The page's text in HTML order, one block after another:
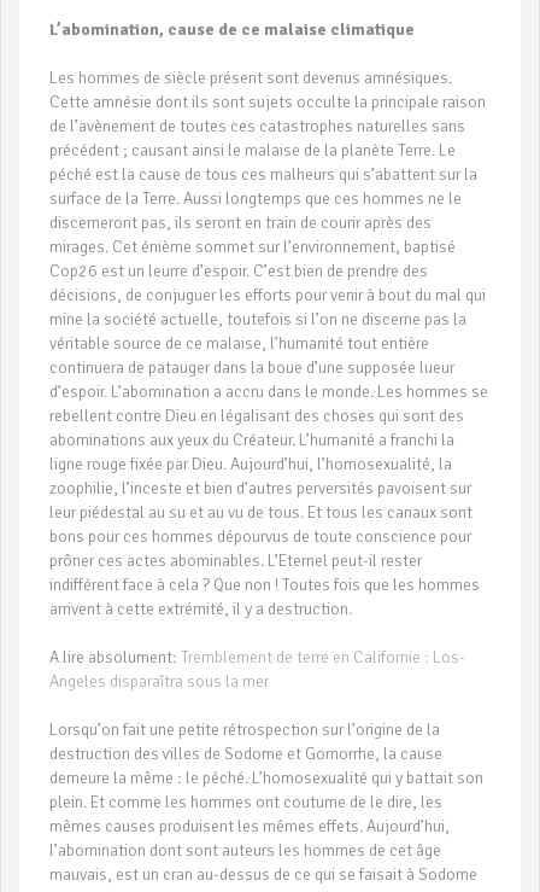
L’abomination, cause de ce malaise climatique
Les hommes de siècle présent sont devenus amnésiques.
Cette amnésie dont ils sont sujets occulte la principale raison
de l’avènement de toutes ces catastrophes naturelles sans
précédent ; causant ainsi le malaise de la planète Terre. Le
péché est la cause de tous ces malheurs qui s’abattent sur la
surface de la Terre. Aussi longtemps que ces hommes ne le
discerneront pas, ils seront en train de courir après des
mirages. Cet énième sommet sur l’environnement, baptisé
Cop26 est un leurre d’espoir. C’est bien de prendre des
décisions, de conjuguer les efforts pour venir à bout du mal qui
mine la société actuelle, toutefois si l’on ne discerne pas la
véritable source de ce malaise, l’humanité tout entière
continuera de patauger dans la boue d’une supposée lueur
d’espoir. L’abomination a accru dans le monde. Les hommes se
rebellent contre Dieu en légalisant des choses qui sont des
abominations aux yeux du Créateur. L’humanité a franchi la
ligne rouge fixée par Dieu. Aujourd’hui, l’homosexualité, la
zoophilie, l’inceste et bien d’autres perversités pavoisent sur
leur piédestal au su et au vu de tous. Et tous les canaux sont
bons pour ces hommes dépourvus de toute conscience pour
prôner ces actes abominables. L’Eternel peut-il rester
indifférent face à cela ? Que non ! Toutes fois que les hommes
arrivent à cette extrémité, il y a destruction.
A lire absolument: Tremblement de terre en Californie : Los-
Angeles disparaîtra sous la mer
Lorsqu’on fait une petite rétrospection sur l’origine de la
destruction des villes de Sodome et Gomorrhe, la cause
demeure la même : le péché. L’homosexualité qui y battait son
plein. Et comme les hommes ont coutume de le dire, les
mêmes causes produisent les mêmes effets. Aujourd’hui,
l’abomination dont sont auteurs les hommes de cet âge
mauvais, est un cran au-dessus de ce qui se faisait à Sodome